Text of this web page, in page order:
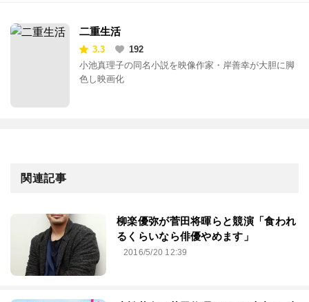
二重生活
3.3
192
小池真理子の同名小説を映像作家・岸善幸が大胆に脚
色し映画化
関連記事
柳楽優弥が菅田将暉らと競演「食われ
るくらいなら俳優やめます」
2016/5/20 12:39